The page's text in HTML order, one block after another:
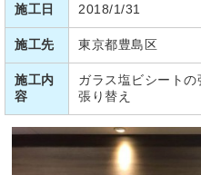
施工日 2018/1/31
施工先 東京都豊島区
施工内
容
ガラス塩ビシート
張り替え